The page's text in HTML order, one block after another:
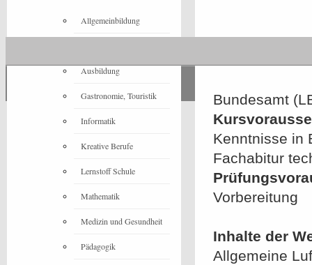
Bundesamt
Kenntnisse in
Fachabitur
Vorbereitung
Inhalte der
Allgemeine
Allgemeinbildung
Ausbildung
Gastronomie, Touristik
Informatik
Kreative Berufe
Lernstoff Schule
Mathematik
Medizin und Gesundheit
Pädagogik